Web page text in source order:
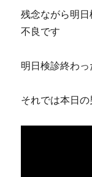
残念ながら明
不良です
明日検診終わ
それでは本日の